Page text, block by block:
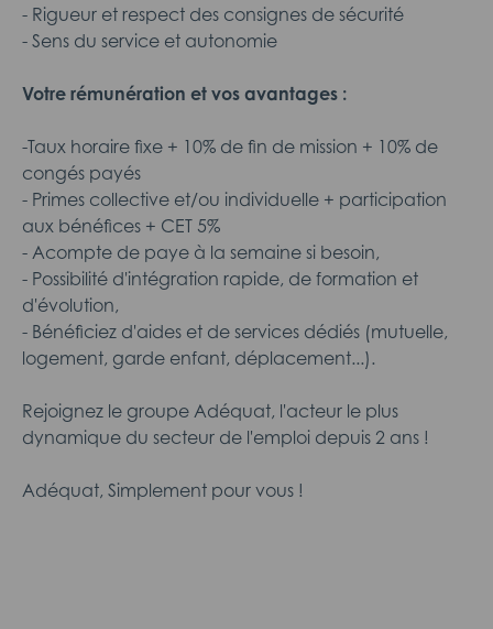
- Rigueur et respect des consignes de sécurité
- Sens du service et autonomie
Votre rémunération et vos avantages :
-Taux horaire fixe + 10% de fin de mission + 10% de
congés payés
- Primes collective et/ou individuelle + participation
aux bénéfices + CET 5%
- Acompte de paye à la semaine si besoin,
- Possibilité d'intégration rapide, de formation et
d'évolution,
- Bénéficiez d'aides et de services dédiés (mutuelle,
logement, garde enfant, déplacement...).
Rejoignez le groupe Adéquat, l'acteur le plus
dynamique du secteur de l'emploi depuis 2 ans !
Adéquat, Simplement pour vous !